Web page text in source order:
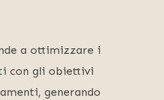
a ottimizzare i
con gli obiettivi
generando